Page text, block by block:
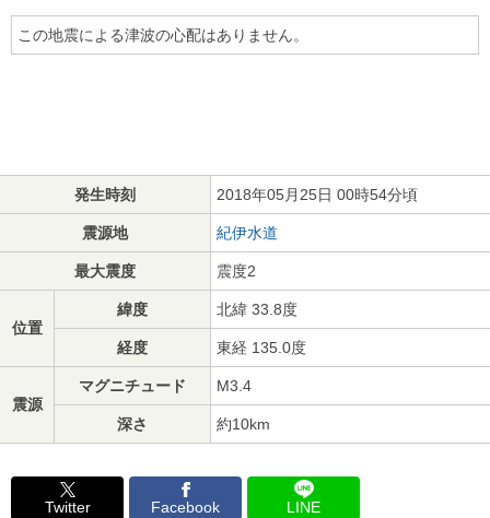
この地震による津波の心配はありません。
発生時刻 2018年05月25日 00時54分頃
震源地 紀伊水道
最大震度 震度2
位置
緯度 北緯 33.8度
経度 東経 135.0度
震源
マグニチュード M3.4
深さ 約10km
Twitter Facebook LINE